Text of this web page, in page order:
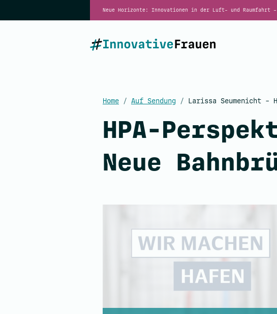
Neue Horizonte: Innovationen in der Luft- und Raumfahrt
Home / Auf Sendung / Larissa Seumenicht -
HPA-
Neue